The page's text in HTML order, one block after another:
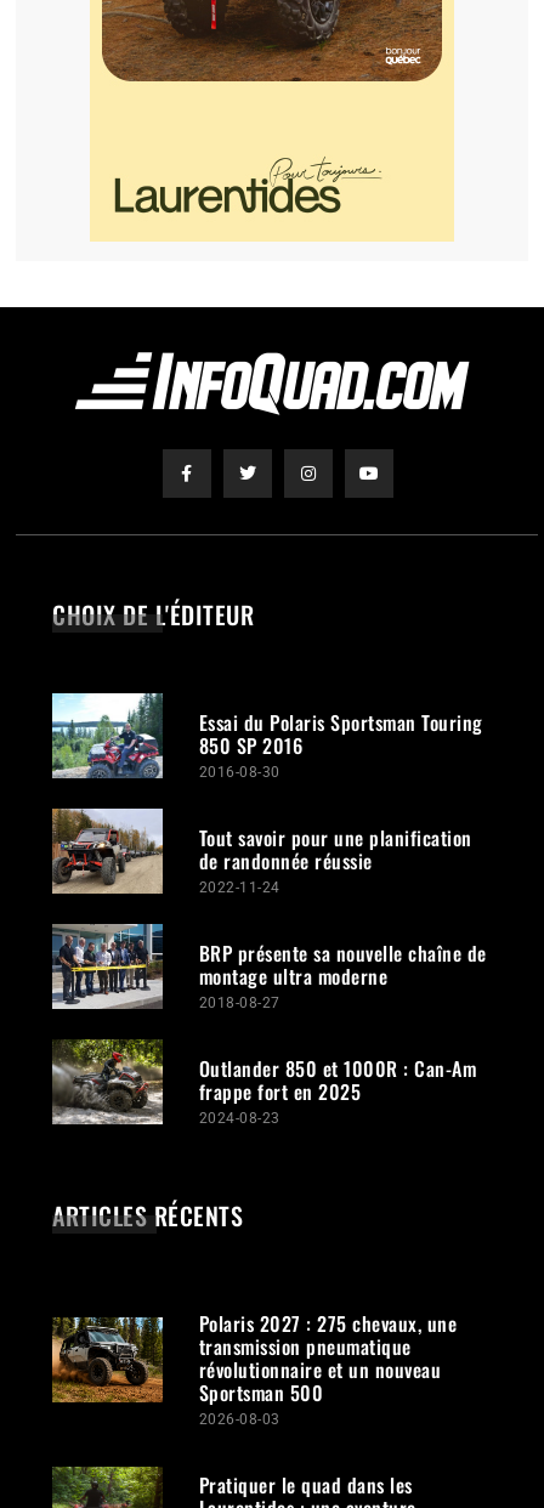
CHOIX DE L'ÉDITEUR
Essai du Polaris Sportsman Touring
850 SP 2016
2016-08-30
Tout savoir pour une planification
de randonnée réussie
2022-11-24
BRP présente sa nouvelle chaîne de
montage ultra moderne
2018-08-27
Outlander 850 et 1000R : Can-Am
frappe fort en 2025
2024-08-23
ARTICLES RÉCENTS
Polaris 2027 : 275 chevaux, une
transmission pneumatique
révolutionnaire et un nouveau
Sportsman 500
2026-08-03
Pratiquer le quad dans les